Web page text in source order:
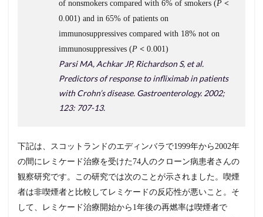
of nonsmokers compared with 6% of smokers (P <
0.001) and in 65% of patients on
immunosuppressives compared with 18% not on
immunosuppressives (P < 0.001)
Parsi MA, Achkar JP, Richardson S, et al.
Predictors of response to infliximab in patients
with Crohn’s disease. Gastroenterology. 2002;
123: 707-13.
下記は、スコットランドのエディンバラで1999年から2002年
の間にレミケード治療を受けた74人のクローン病患者さんの
観察研究です。この研究では次のことが示されました。喫煙
者は非喫煙者と比較してレミケードの反応性が悪いこと。そ
して、レミケード治療開始から1年後の再燃率は喫煙者で